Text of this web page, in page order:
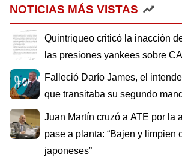
NOTICIAS MÁS VISTAS
Quintriqueo criticó la inacción
las presiones yankees sobre
Falleció Darío James, el
que transitaba su segundo
Juan Martín cruzó a ATE por la
pase a planta: “Bajen y limpien
japoneses”